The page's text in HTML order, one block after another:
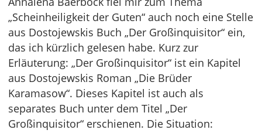
„Scheinheiligkeit der Guten“ auch noch eine Stelle
aus Dostojewskis Buch „Der Großinquisitor“ ein,
das ich kürzlich gelesen habe. Kurz zur
Erläuterung: „Der Großinquisitor“ ist ein Kapitel
aus Dostojewskis Roman „Die Brüder
Karamasow“. Dieses Kapitel ist auch als
separates Buch unter dem Titel „Der
Großinquisitor“ erschienen. Die Situation: